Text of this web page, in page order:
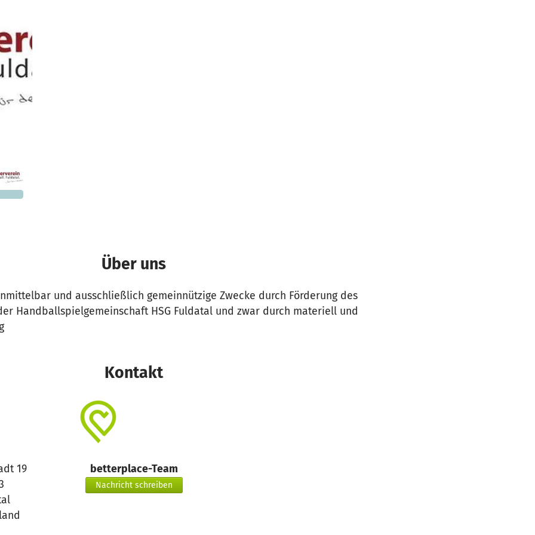
noch
Über uns
und ausschließlich gemeinnützige Zwecke durch Förderung des
Handballspielgemeinschaft HSG Fuldatal und zwar durch materiell und
Kontakt
19
betterplace-Team
Nachricht schreiben